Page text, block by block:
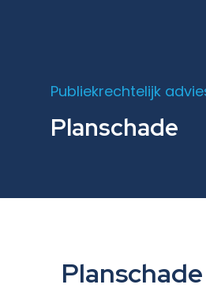
Publiekrechtelijk
Planschade
Planschade